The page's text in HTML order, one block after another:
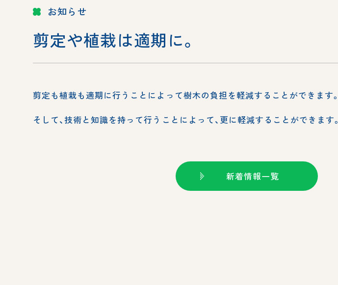
お知らせ
剪定や植栽は適期に。
剪定も植栽も適期に行うことによって樹木の負担を軽減することができます。
そして、技術と知識を持って行うことによって、更に軽減することができます。
新着情報一覧